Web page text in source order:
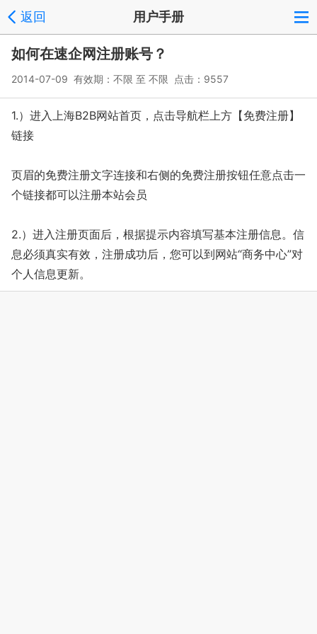
返回 用户手册
如何在速企网注册账号？
2014-07-09 有效期：不限 至 不限 点击：9557
1.）进入上海B2B网站首页，点击导航栏上方【免费注册】
链接
页眉的免费注册文字连接和右侧的免费注册按钮任意点击一
个链接都可以注册本站会员
2.）进入注册页面后，根据提示内容填写基本注册信息。信
息必须真实有效，注册成功后，您可以到网站“商务中心”对
个人信息更新。